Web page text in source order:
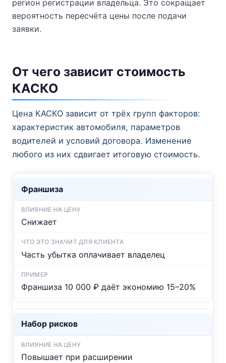
регион регистрации владельца. Это сокращает
вероятность пересчёта цены после подачи
заявки.
От чего зависит стоимость
КАСКО
Цена КАСКО зависит от трёх групп факторов:
характеристик автомобиля, параметров
водителей и условий договора. Изменение
любого из них сдвигает итоговую стоимость.
Франшиза
Снижает
Часть убытка оплачивает владелец
Франшиза 10 000 ₽ даёт экономию 15–20%
Набор рисков
Повышает при расширении